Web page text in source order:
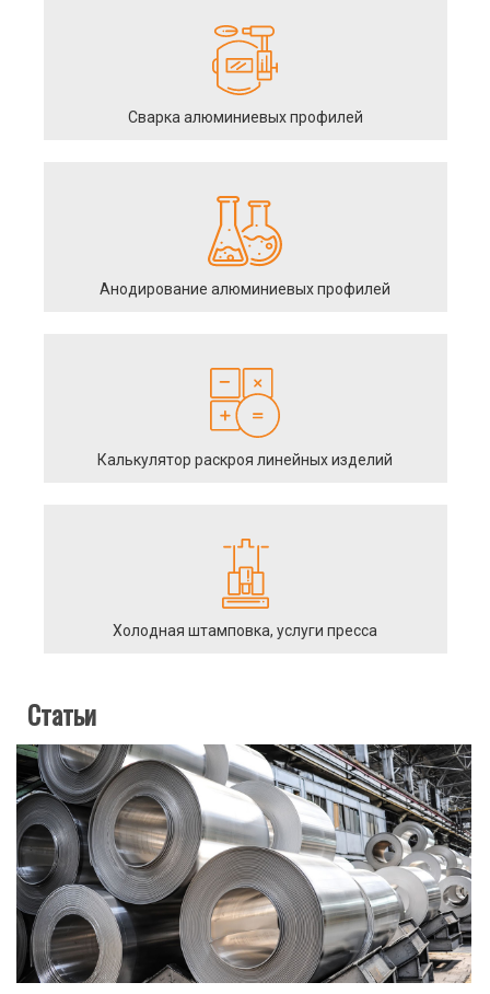
Сварка алюминиевых профилей
Анодирование алюминиевых профилей
Калькулятор раскроя линейных изделий
Холодная штамповка, услуги пресса
Статьи